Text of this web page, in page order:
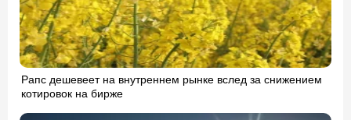
Рапс дешевеет на внутреннем рынке вслед за снижением
котировок на бирже